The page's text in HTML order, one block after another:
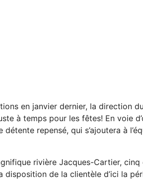
en janvier dernier, la direction du
à temps pour les fêtes! En voie
repensé, qui s’ajoutera à
rivière Jacques-Cartier,
de la clientèle d’ici la